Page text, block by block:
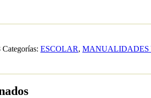
Categorías: ESCOLAR, MANUALIDADES